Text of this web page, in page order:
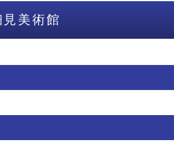
美術館